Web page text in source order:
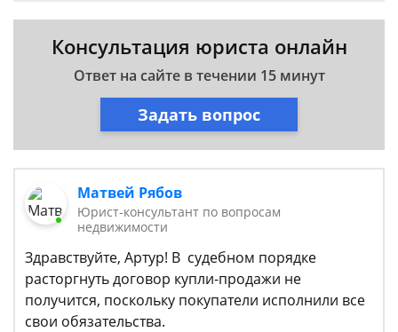
Консультация юриста онлайн
Ответ на сайте в течении 15 минут
Задать вопрос
Матвей Рябов
Юрист-консультант по вопросам
недвижимости
Здравствуйте, Артур! В судебном порядке
расторгнуть договор купли-продажи не
получится, поскольку покупатели исполнили все
свои обязательства.